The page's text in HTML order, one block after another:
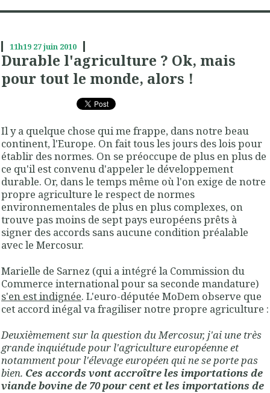
11h19 27juin 2010
Durable l'agriculture ? Ok, mais
pour tout le monde, alors !
Il y a quelque chose qui me frappe, dans notre beau
continent, l'Europe. On fait tous les jours des lois pour
établir des normes. On se préoccupe de plus en plus de
ce qu'il est convenu d'appeler le développement
durable. Or, dans le temps même où l'on exige de notre
propre agriculture le respect de normes
environnementales de plus en plus complexes, on
trouve pas moins de sept pays européens prêts à
signer des accords sans aucune condition préalable
avec le Mercosur.
Marielle de Sarnez (qui a intégré la Commission du
Commerce international pour sa seconde mandature)
s'en est indignée. L'euro-députée MoDem observe que
cet accord inégal va fragiliser notre propre agriculture :
Deuxièmement sur la question du Mercosur, j'ai une très
grande inquiétude pour l'agriculture européenne et
notamment pour l'élevage européen qui ne se porte pas
bien. Ces accords vont accroître les importations de
viande bovine de 70 pour cent et les importations de